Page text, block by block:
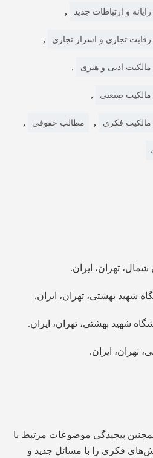
و ارتباطات جدید ,
تجاری و اسرار تجاری ,
ادبی و هنری ,
صنعتی ,
فکری , مطالب حقوقی ,
تهران، ایران.
شهید بهشتی، تهران، ایران.
شهید بهشتی، تهران، ایران.
تهران، ایران.
پیچیدگی موضوعات مرتبط با
فکری را با مسائل جدید و